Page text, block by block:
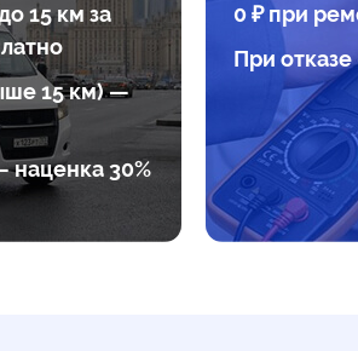
15 км за
15 км) —
наценка 30%
0 ₽ при
При